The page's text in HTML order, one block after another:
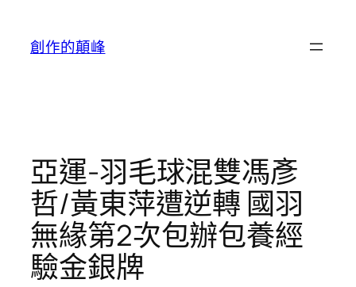
創作的顛峰
亞運-羽毛球混雙馮彥
哲/黃東萍遭逆轉 國羽
無緣第2次包辦包養經
驗金銀牌